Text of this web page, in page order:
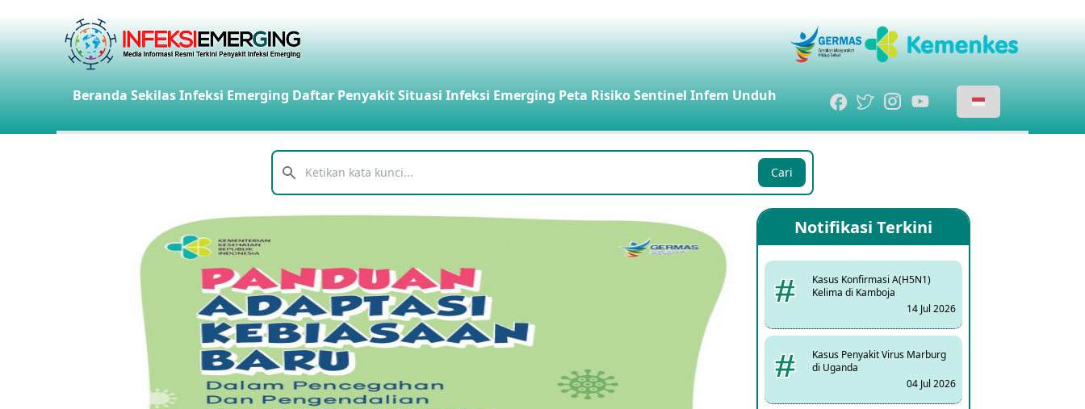
Beranda Sekilas Infeksi Emerging Daftar PenyakitSituasi Infeksi Emerging Peta RisikoSentinel Infem Unduh
Telusuri Cari
Notifikasi Terkini
Kasus Konfirmasi A(H5N1)
Kelima di Kamboja
14 Jul 2026
Kasus Penyakit Virus Marburg
di Uganda
04 Jul 2026